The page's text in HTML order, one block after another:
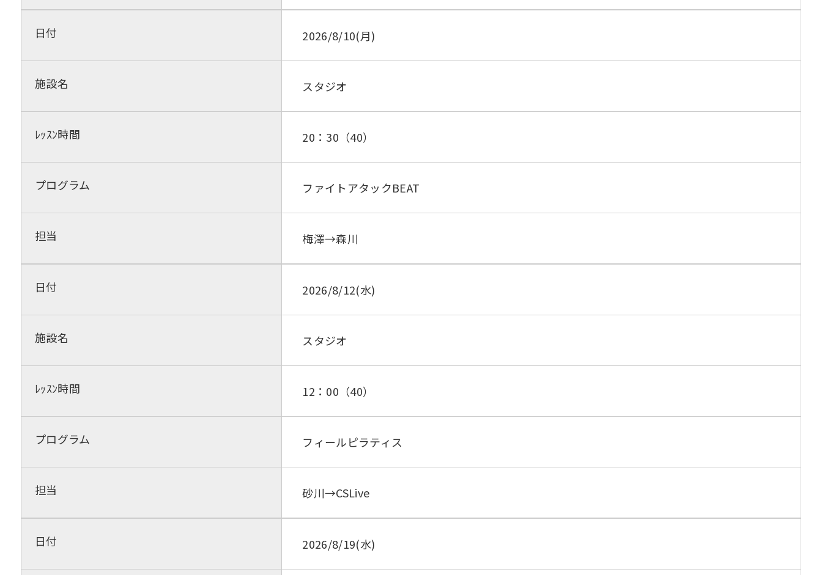
日付 2026/8/10(月)
施設名 スタジオ
ﾚｯｽﾝ時間 20：30（40）
プログラム ファイトアタックBEAT
担当 梅澤→森川
日付 2026/8/12(水)
施設名 スタジオ
ﾚｯｽﾝ時間 12：00（40）
プログラム フィールピラティス
担当 砂川→CSLive
日付 2026/8/19(水)